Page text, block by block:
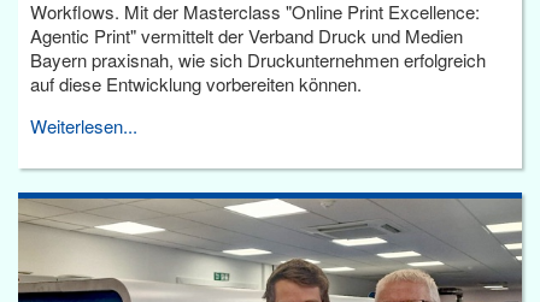
Workflows. Mit der Masterclass "Online Print Excellence:
Agentic Print" vermittelt der Verband Druck und Medien
Bayern praxisnah, wie sich Druckunternehmen erfolgreich
auf diese Entwicklung vorbereiten können.
Weiterlesen...